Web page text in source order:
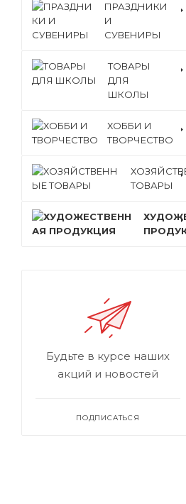
ПРАЗДНИКИ
И
СУВЕНИРЫ
ТОВАРЫ
ДЛЯ
ШКОЛЫ
ХОББИ И
ТВОРЧЕСТВО
ТОВАРЫ
Будьте в курсе наших
акций и новостей
ПОДПИСАТЬСЯ